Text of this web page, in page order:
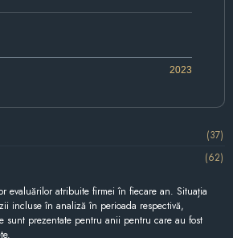
2023
(37)
(62)
evaluărilor atribuite firmei în fiecare an. Situația
incluse în analiză în perioada respectivă,
sunt prezentate pentru anii pentru care au fost